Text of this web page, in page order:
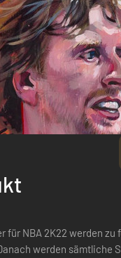
für NBA 2K22 werden
werden sämtliche